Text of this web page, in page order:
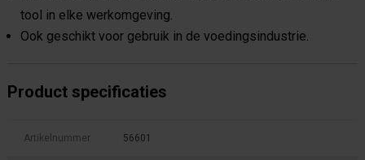
tool in elke werkomgeving.
Ook geschikt voor gebruik in de voedingsindustrie.
Product specificaties
Artikelnummer 56601